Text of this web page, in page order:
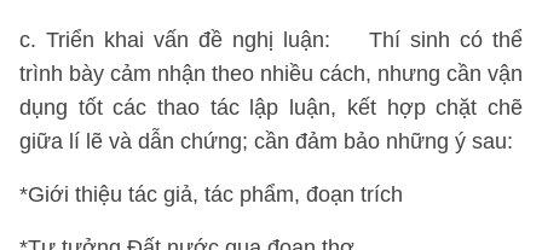
c. Triển khai vấn đề nghị luận: Thí sinh có thể
trình bày cảm nhận theo nhiều cách, nhưng cần vận
dụng tốt các thao tác lập luận, kết hợp chặt chẽ
giữa lí lẽ và dẫn chứng; cần đảm bảo những ý sau:
*Giới thiệu tác giả, tác phẩm, đoạn trích